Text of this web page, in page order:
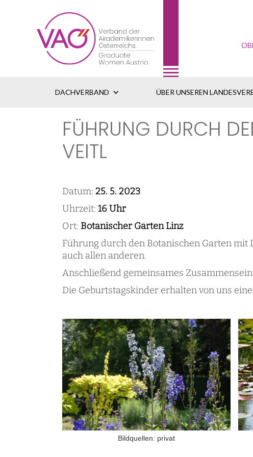
DACHVERBAND ÜBER UNSEREN
FÜHRUNG DURCH
VEITL
Datum: 25. 5. 2023
Uhrzeit: 16 Uhr
Ort: Botanischer Garten Linz
Führung durch den Botanischen Garten mit
auch allen anderen.
Anschließend gemeinsames
Die Geburtstagskinder erhalten von uns
Bildquellen: privat